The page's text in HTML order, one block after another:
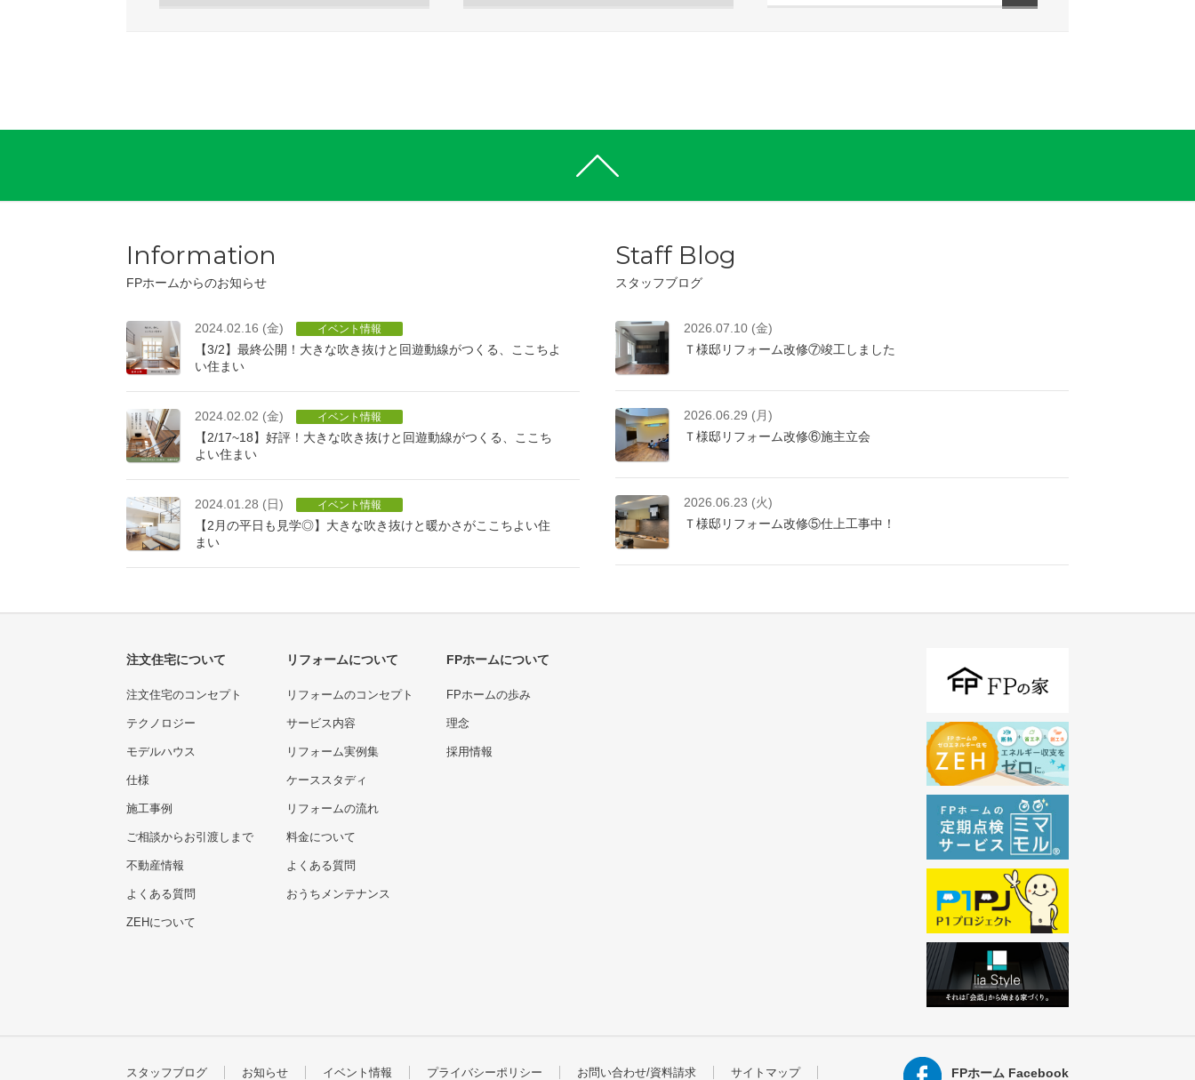
Information
FPホームからのお知らせ
2024.02.16 (金) イベント情報
【3/2】最終公開！大きな吹き抜けと回遊動線がつくる、ここちよ
い住まい
2024.02.02 (金) イベント情報
【2/17~18】好評！大きな吹き抜けと回遊動線がつくる、ここち
よい住まい
2024.01.28 (日) イベント情報
【2月の平日も見学◎】大きな吹き抜けと暖かさがここちよい住
まい
Staff Blog
スタッフブログ
2026.07.10 (金)
Ｔ様邸リフォーム改修⑦竣工しました
2026.06.29 (月)
Ｔ様邸リフォーム改修⑥施主立会
2026.06.23 (火)
Ｔ様邸リフォーム改修⑤仕上工事中！
注文住宅について
注文住宅のコンセプト
テクノロジー
モデルハウス
仕様
施工事例
ご相談からお引渡しまで
不動産情報
よくある質問
ZEHについて
リフォームについて
リフォームのコンセプト
サービス内容
リフォーム実例集
ケーススタディ
リフォームの流れ
料金について
よくある質問
おうちメンテナンス
FPホームについて
FPホームの歩み
理念
採用情報
スタッフブログ お知らせ イベント情報 プライバシーポリシー お問い合わせ/資料請求 サイトマップ FPホーム Facebook